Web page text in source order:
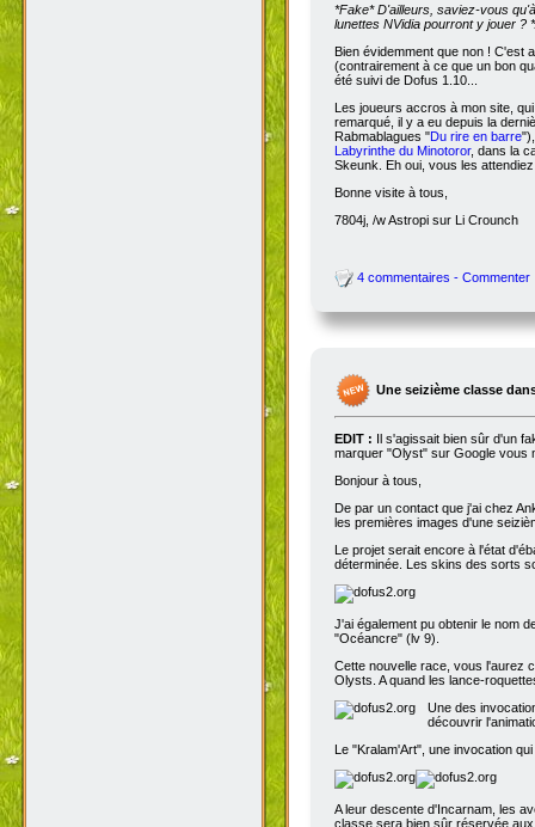
*Fake*D'ailleurs, saviez-vous
lunettes NVidia pourront y jouer ?
Bien évidemment que non ! C'est
(contrairement à ce que un bon
été suivi de Dofus 1.10...
Les joueurs accros à mon site,
remarqué, il y a eu depuis la
Rabmablagues "Du rire en barre
Labyrinthe du Minotoror, dans la
Skeunk. Eh oui, vous les
Bonne visite à tous,
7804j, /w Astropi sur Li Crounch
4 commentaires - Commenter
Une seizième classe
EDIT : Il s'agissait bien sûr d'un
marquer "Olyst" sur Google vous
Bonjour à tous,
De par un contact que j'ai chez
les premières images d'une
Le projet serait encore à l'état
déterminée. Les skins des sorts
J'ai également pu obtenir le nom
"Océancre" (lv 9).
Cette nouvelle race, vous l'aurez
Olysts. A quand les lance-
Une des
découvrir
Le "Kralam'Art", une invocation
A leur descente d'Incarnam, les
classe sera bien sûr réservée